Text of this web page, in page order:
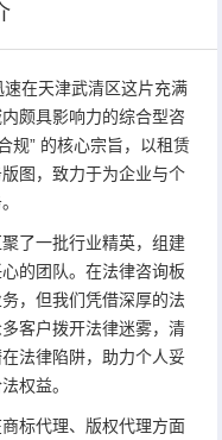
在天津武清区这片充满
颇具影响力的综合型咨
规” 的核心宗旨，以租赁
图，致力于为企业与个
了一批行业精英，组建
的团队。在法律咨询板
，但我们凭借深厚的法
客户拨开法律迷雾，清
法律陷阱，助力个人妥
权益。
标代理、版权代理方面